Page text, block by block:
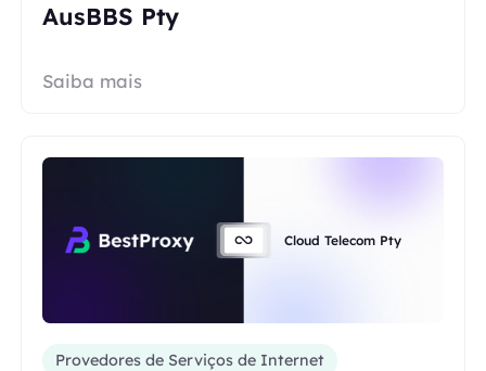
AusBBS Pty
Saiba mais
Cloud Telecom Pty
Provedores de Serviços de Internet